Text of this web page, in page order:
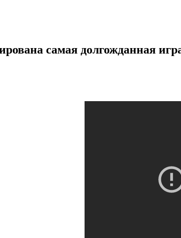
самая долгожданная